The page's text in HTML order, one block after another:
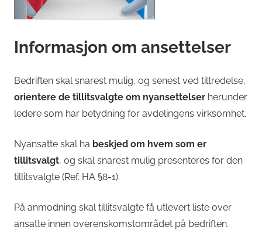
Informasjon om ansettelser
Bedriften skal snarest mulig, og senest ved tiltredelse,
orientere de tillitsvalgte om nyansettelser herunder
ledere som har betydning for avdelingens virksomhet.
Nyansatte skal ha beskjed om hvem som er
tillitsvalgt, og skal snarest mulig presenteres for den
tillitsvalgte (Ref. HA §8-1).
På anmodning skal tillitsvalgte få utlevert liste over
ansatte innen overenskomstområdet på bedriften.